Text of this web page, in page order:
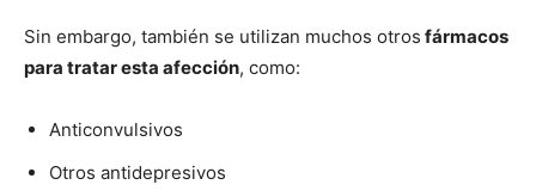
Sin embargo, también se utilizan muchos otros fármacos
para tratar esta afección, como:
Anticonvulsivos
Otros antidepresivos